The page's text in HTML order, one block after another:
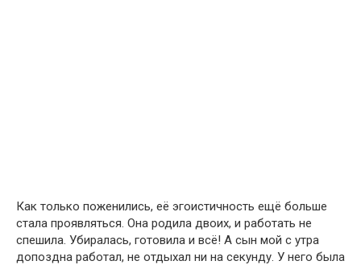
Как только поженились, её эгоистичность ещё больше
стала проявляться. Она родила двоих, и работать не
спешила. Убиралась, готовила и всё! А сын мой с утра
допоздна работал, не отдыхал ни на секунду. У него была